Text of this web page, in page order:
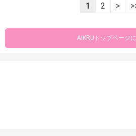
1 2 >
AIKRUトップページ